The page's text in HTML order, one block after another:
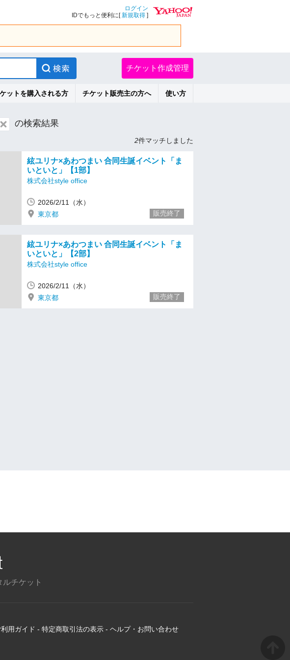
ログイン
IDでもっと便利に[新規取得 ]
チケット作成管理
ットを購入される方 チケット販売主の方へ 使い方
の検索結果
2件マッチしました
絃ユリナ×あわつまい 合同生誕イベント「ま
いといと」【1部】
株式会社style office
2026/2/11（水）
東京都
販売終了
絃ユリナ×あわつまい 合同生誕イベント「ま
いといと」【2部】
株式会社style office
2026/2/11（水）
東京都
販売終了
チケット
利用ガイド - 特定商取引法の表示 - ヘルプ・お問い合わせ